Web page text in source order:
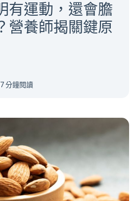
有運動，還會膽
營養師揭關鍵原
7 分鐘閱讀